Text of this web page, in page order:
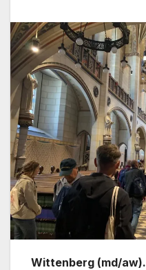
Wittenberg (md/aw).